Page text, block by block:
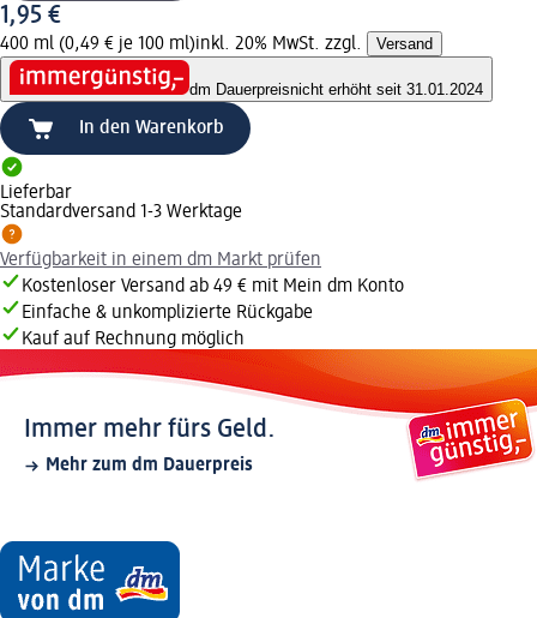
1,95 €
400 ml (0,49 € je 100 ml)inkl. 20% MwSt. zzgl. Versand
dm Dauerpreisnicht erhöht seit 31.01.2024
In den Warenkorb
Lieferbar
Standardversand 1-3 Werktage
Verfügbarkeit in einem dm Markt prüfen
Kostenloser Versand ab 49 € mit Mein dm Konto
Einfache & unkomplizierte Rückgabe
Kauf auf Rechnung möglich
Immer mehr fürs Geld.
Mehr zum dm Dauerpreis